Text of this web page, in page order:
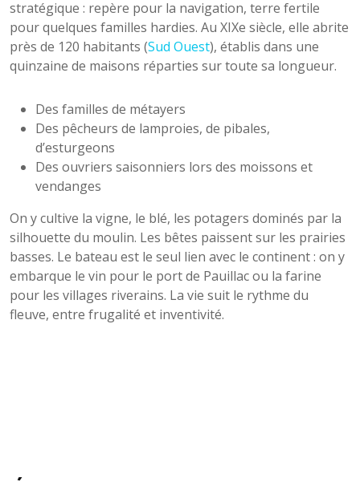
stratégique : repère pour la navigation, terre fertile
pour quelques familles hardies. Au XIXe siècle, elle abrite
près de 120 habitants (Sud Ouest), établis dans une
quinzaine de maisons réparties sur toute sa longueur.
Des familles de métayers
Des pêcheurs de lamproies, de pibales,
d’esturgeons
Des ouvriers saisonniers lors des moissons et
vendanges
On y cultive la vigne, le blé, les potagers dominés par la
silhouette du moulin. Les bêtes paissent sur les prairies
basses. Le bateau est le seul lien avec le continent : on y
embarque le vin pour le port de Pauillac ou la farine
pour les villages riverains. La vie suit le rythme du
fleuve, entre frugalité et inventivité.